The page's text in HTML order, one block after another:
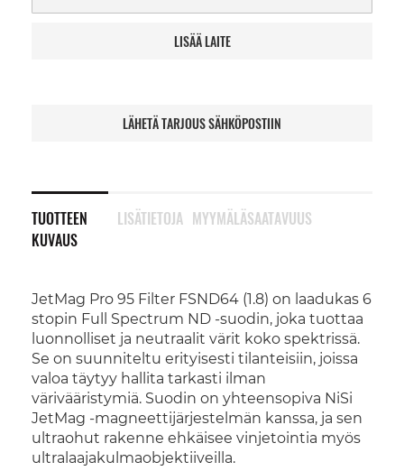
LISÄÄ LAITE
LÄHETÄ TARJOUS SÄHKÖPOSTIIN
TUOTTEEN
KUVAUS
JetMag Pro 95 Filter FSND64 (1.8) on laadukas 6
stopin Full Spectrum ND -suodin, joka tuottaa
luonnolliset ja neutraalit värit koko spektrissä.
Se on suunniteltu erityisesti tilanteisiin, joissa
valoa täytyy hallita tarkasti ilman
värivääristymiä. Suodin on yhteensopiva NiSi
JetMag -magneettijärjestelmän kanssa, ja sen
ultraohut rakenne ehkäisee vinjetointia myös
ultralaajakulmaobjektiiveilla.
LISÄTIETOJA MYYMÄLÄSAATAVUUS